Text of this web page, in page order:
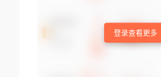
登录查看更多